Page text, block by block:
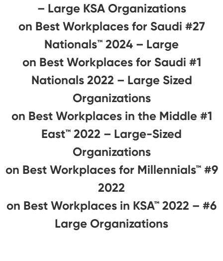
– Large KSA Organizations
#27 on Best Workplaces for Saudi
Nationals™️ 2024 – Large
#1 on Best Workplaces for Saudi
Nationals 2022 – Large Sized
Organizations
#1 on Best Workplaces in the Middle
East™ 2022 – Large-Sized
Organizations
#9 on Best Workplaces for Millennials™
2022
#6 on Best Workplaces in KSA™ 2022 –
Large Organizations